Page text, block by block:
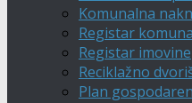
Komunalna
Registar
Registar imovine
Reciklažno
Plan